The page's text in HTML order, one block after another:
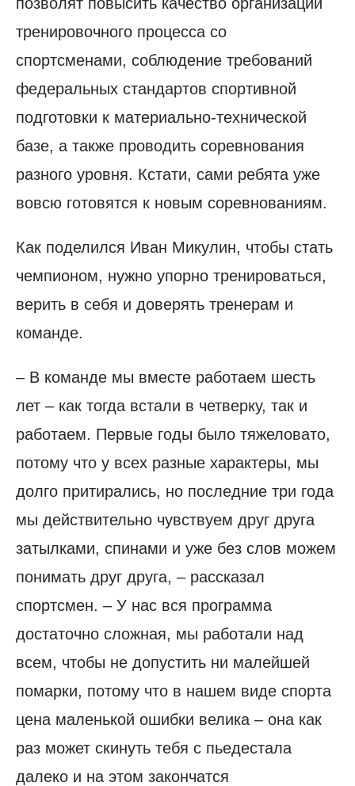
тренировочного процесса со
спортсменами, соблюдение требований
федеральных стандартов спортивной
подготовки к материально-технической
базе, а также проводить соревнования
разного уровня. Кстати, сами ребята уже
вовсю готовятся к новым соревнованиям.
Как поделился Иван Микулин, чтобы стать
чемпионом, нужно упорно тренироваться,
верить в себя и доверять тренерам и
команде.
– В команде мы вместе работаем шесть
лет – как тогда встали в четверку, так и
работаем. Первые годы было тяжеловато,
потому что у всех разные характеры, мы
долго притирались, но последние три года
мы действительно чувствуем друг друга
затылками, спинами и уже без слов можем
понимать друг друга, – рассказал
спортсмен. – У нас вся программа
достаточно сложная, мы работали над
всем, чтобы не допустить ни малейшей
помарки, потому что в нашем виде спорта
цена маленькой ошибки велика – она как
раз может скинуть тебя с пьедестала
далеко и на этом закончатся